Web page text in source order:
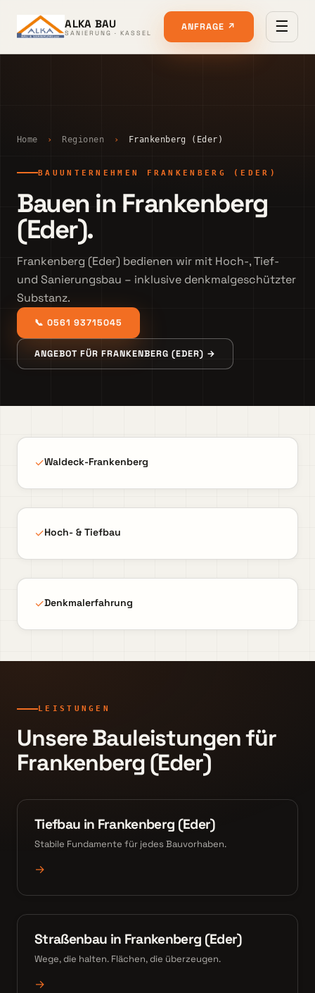
ALKA BAU
SANIERUNG · KASSEL
ANFRAGE ↗ ☰
Home › Regionen › Frankenberg (Eder)
BAUUNTERNEHMEN FRANKENBERG (EDER)
Bauen in Frankenberg
(Eder).
Frankenberg (Eder) bedienen wir mit Hoch-, Tief-
und Sanierungsbau – inklusive denkmalgeschützter
Substanz.
📞 0561 93715045
ANGEBOT FÜR FRANKENBERG (EDER) →
✓Waldeck-Frankenberg
✓Hoch- & Tiefbau
✓Denkmalerfahrung
LEISTUNGEN
Unsere Bauleistungen für
Frankenberg (Eder)
Tiefbau in Frankenberg (Eder)
Stabile Fundamente für jedes Bauvorhaben.
→
Straßenbau in Frankenberg (Eder)
Wege, die halten. Flächen, die überzeugen.
→